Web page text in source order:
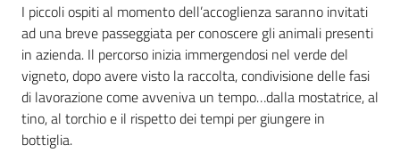
I piccoli ospiti al momento dell’accoglienza saranno invitati
ad una breve passeggiata per conoscere gli animali presenti
in azienda. Il percorso inizia immergendosi nel verde del
vigneto, dopo avere visto la raccolta, condivisione delle fasi
di lavorazione come avveniva un tempo…dalla mostatrice, al
tino, al torchio e il rispetto dei tempi per giungere in
bottiglia.